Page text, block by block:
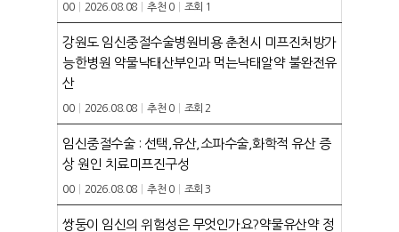
00 2026.08.08 추천 0 조회 1
강원도 임신중절수술병원비용 춘천시 미프진처방가
능한병원 약물낙태산부인과 먹는낙­태알약 불완전유
산
00 2026.08.08 추천 0 조회 2
임신중절수술 : 선택,유산,소파수술,화학적 유산 증
상 원인 치료미­프진구성
00 2026.08.08 추천 0 조회 3
쌍둥이 임신의 위험성은 무엇인가요?약물유산약 정
예약안내
실시간예약
TRAVEL